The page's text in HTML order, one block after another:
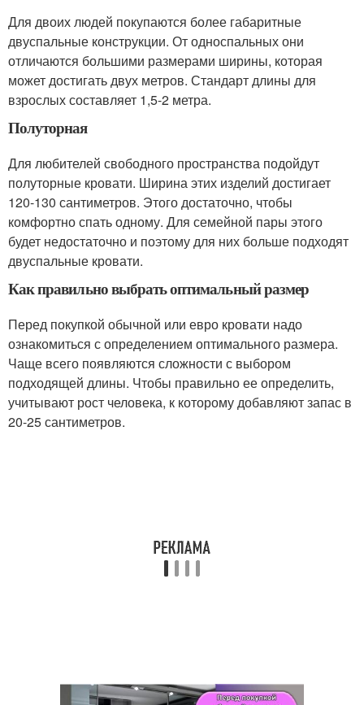
Для двоих людей покупаются более габаритные
двуспальные конструкции. От односпальных они
отличаются большими размерами ширины, которая
может достигать двух метров. Стандарт длины для
взрослых составляет 1,5-2 метра.
Полуторная
Для любителей свободного пространства подойдут
полуторные кровати. Ширина этих изделий достигает
120-130 сантиметров. Этого достаточно, чтобы
комфортно спать одному. Для семейной пары этого
будет недостаточно и поэтому для них больше подходят
двуспальные кровати.
Как правильно выбрать оптимальный размер
Перед покупкой обычной или евро кровати надо
ознакомиться с определением оптимального размера.
Чаще всего появляются сложности с выбором
подходящей длины. Чтобы правильно ее определить,
учитывают рост человека, к которому добавляют запас в
20-25 сантиметров.